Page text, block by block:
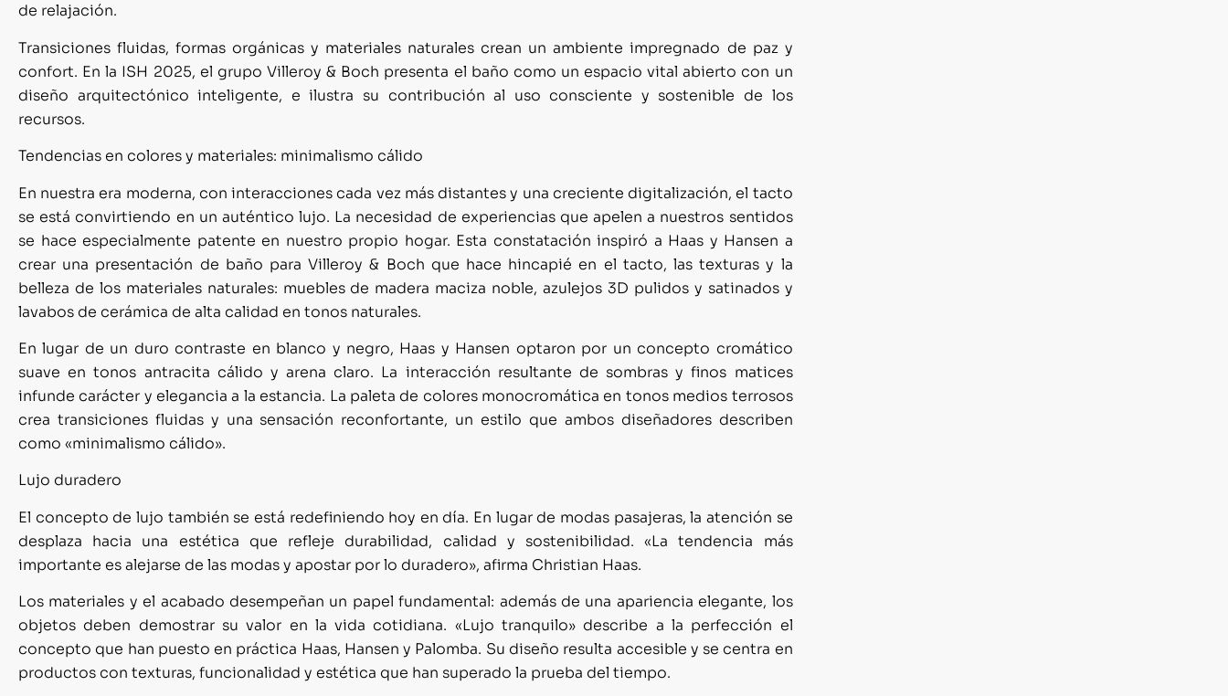
de relajación.
Transiciones fluidas, formas orgánicas y materiales naturales crean un ambiente impregnado de paz y
confort. En la ISH 2025, el grupo Villeroy & Boch presenta el baño como un espacio vital abierto con un
diseño arquitectónico inteligente, e ilustra su contribución al uso consciente y sostenible de los
recursos.
Tendencias en colores y materiales: minimalismo cálido
En nuestra era moderna, con interacciones cada vez más distantes y una creciente digitalización, el tacto
se está convirtiendo en un auténtico lujo. La necesidad de experiencias que apelen a nuestros sentidos
se hace especialmente patente en nuestro propio hogar. Esta constatación inspiró a Haas y Hansen a
crear una presentación de baño para Villeroy & Boch que hace hincapié en el tacto, las texturas y la
belleza de los materiales naturales: muebles de madera maciza noble, azulejos 3D pulidos y satinados y
lavabos de cerámica de alta calidad en tonos naturales.
En lugar de un duro contraste en blanco y negro, Haas y Hansen optaron por un concepto cromático
suave en tonos antracita cálido y arena claro. La interacción resultante de sombras y finos matices
infunde carácter y elegancia a la estancia. La paleta de colores monocromática en tonos medios terrosos
crea transiciones fluidas y una sensación reconfortante, un estilo que ambos diseñadores describen
como «minimalismo cálido».
Lujo duradero
El concepto de lujo también se está redefiniendo hoy en día. En lugar de modas pasajeras, la atención se
desplaza hacia una estética que refleje durabilidad, calidad y sostenibilidad.«La tendencia más
importante es alejarse de las modas y apostar por lo duradero», afirma Christian Haas.
Los materiales y el acabado desempeñan un papel fundamental: además de una apariencia elegante, los
objetos deben demostrar su valor en la vida cotidiana. «Lujo tranquilo» describe a la perfección el
conceptoque han puesto en práctica Haas, Hansen y Palomba. Su diseño resulta accesible y se centra en
productos con texturas, funcionalidad y estética que han superado la prueba del tiempo.